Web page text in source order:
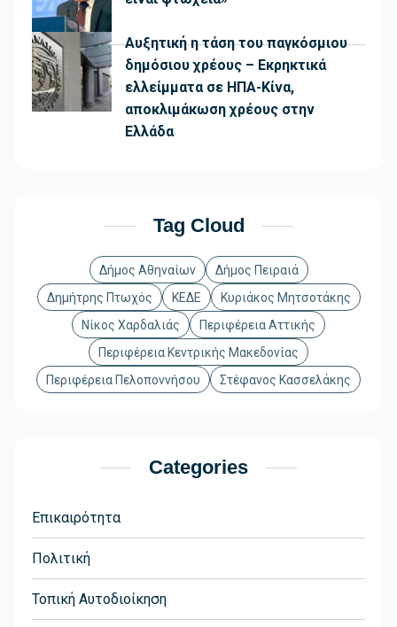
Αυξητική η τάση του παγκόσμιου
δημόσιου χρέους – Εκρηκτικά
ελλείμματα σε ΗΠΑ-Κίνα,
αποκλιμάκωση χρέους στην
Ελλάδα
Tag Cloud
Δήμος Αθηναίων
Δήμος Πειραιά
Δημήτρης Πτωχός
ΚΕΔΕ
Κυριάκος Μητσοτάκης
Νίκος Χαρδαλιάς
Περιφέρεια Αττικής
Περιφέρεια Κεντρικής Μακεδονίας
Περιφέρεια Πελοποννήσου
Στέφανος Κασσελάκης
Categories
Επικαιρότητα
Πολιτική
Τοπική Αυτοδιοίκηση